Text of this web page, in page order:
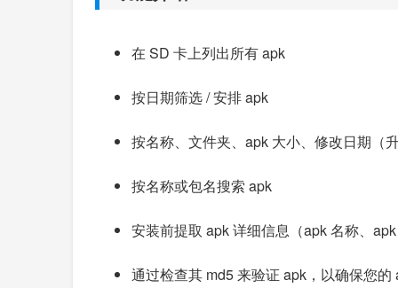
在 SD 卡上列出所有 apk
按日期筛选 / 安排 apk
按名称、文件夹、apk 大小、修改日期（
按名称或包名搜索 apk
安装前提取 apk 详细信息（apk 名称、
通过检查其 md5 来验证 apk，以确保您